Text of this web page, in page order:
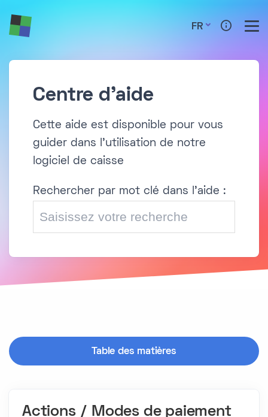
FR
Centre d'aide
Cette aide est disponible pour vous
guider dans l'utilisation de notre
logiciel de caisse
Rechercher par mot clé dans l'aide :
Table des matières
Actions / Modes de paiement